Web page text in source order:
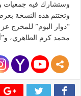
وستشارك فيه جمعيات
وتختتم هذه النسخة
“دوار البوم” للمخرج
محمد كرم الطاهري،